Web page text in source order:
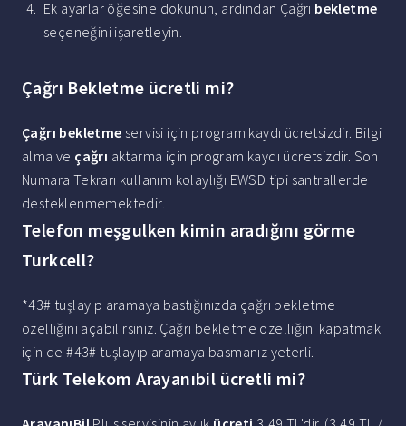
Ek ayarlar öğesine dokunun, ardından Çağrı bekletme
seçeneğini işaretleyin.
Çağrı Bekletme ücretli mi?
Çağrı bekletme servisi için program kaydı ücretsizdir. Bilgi
alma ve çağrı aktarma için program kaydı ücretsizdir. Son
Numara Tekrarı kullanım kolaylığı EWSD tipi santrallerde
desteklenmemektedir.
Telefon meşgulken kimin aradığını görme
Turkcell?
*43# tuşlayıp aramaya bastığınızda çağrı bekletme
özelliğini açabilirsiniz. Çağrı bekletme özelliğini kapatmak
için de #43# tuşlayıp aramaya basmanız yeterli.
Türk Telekom Arayanıbil ücretli mi?